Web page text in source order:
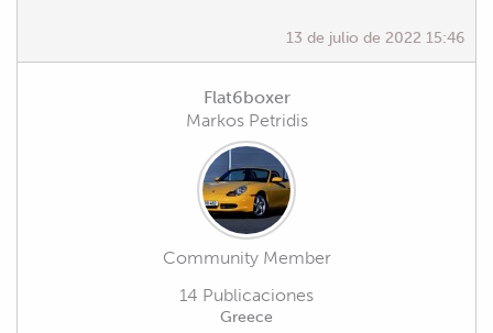
13 de julio de 2022 15:46
Flat6boxer
Markos Petridis
Community Member
14 Publicaciones
Greece